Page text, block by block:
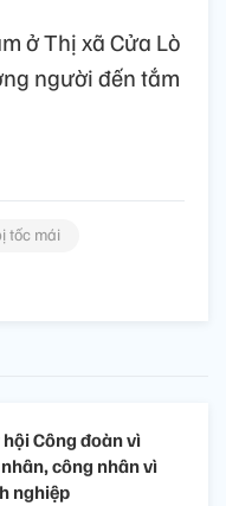
ở Thị xã Cửa Lò
người đến tắm
tốc mái
hội Công đoàn vì
công nhân vì
nghiệp